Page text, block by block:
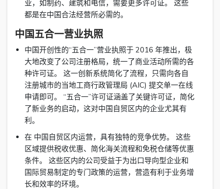
业，如制药、建筑和电信，需要更多许可证。 这些
都是在中国合法经营所必需的。
中国五合一营业执照
中国开创性的“五合一”营业执照于 2016 年推出，极
大地改变了公司注册格局，统一了商业活动所需的各
种许可证。 这一创新系统简化了流程，只需向各自
注册城市的当地工商行政管理局 (AIC) 提交单一在线
申请即可。 “五合一”许可证涵盖了关键许可证，简化
了新业务的启动，这对中国自贸区内的企业尤其有
利。
在 中国自贸区内运营，具有独特的竞争优势。 这些
区域提供税收优惠、简化海关流程和免税仓储等优惠
条件。 这些区内的公司受益于为出口导向型企业和
国际贸易制定的专门政策的运营，营造有利于业务增
长和效率的环境。